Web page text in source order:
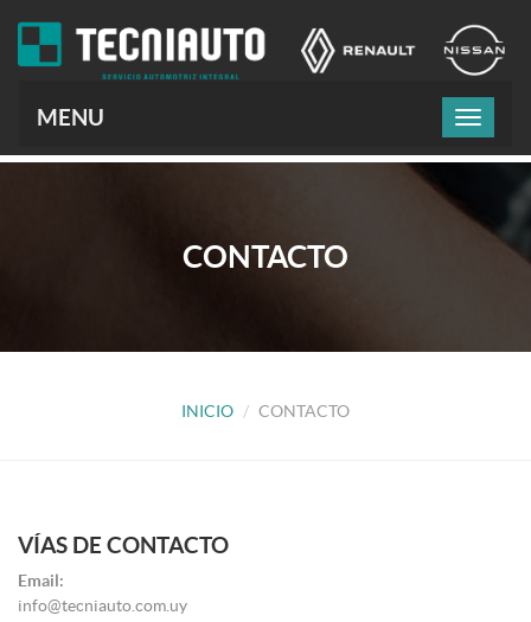
MENU
CONTACTO
INICIO CONTACTO
VÍAS DE CONTACTO
Email:
info@tecniauto.com.uy